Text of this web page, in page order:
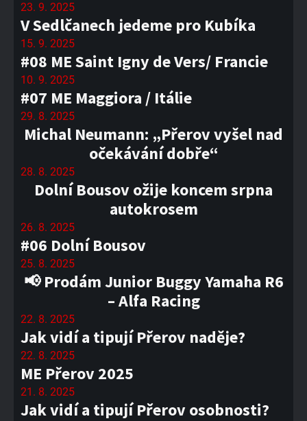
23. 9. 2025
V Sedlčanech jedeme pro Kubíka
15. 9. 2025
#08 ME Saint Igny de Vers/ Francie
10. 9. 2025
#07 ME Maggiora / Itálie
29. 8. 2025
Michal Neumann: „Přerov vyšel nad
očekávání dobře“
28. 8. 2025
Dolní Bousov ožije koncem srpna
autokrosem
26. 8. 2025
#06 Dolní Bousov
25. 8. 2025
📢 Prodám Junior Buggy Yamaha R6
– Alfa Racing
22. 8. 2025
Jak vidí a tipují Přerov naděje?
22. 8. 2025
ME Přerov 2025
21. 8. 2025
Jak vidí a tipují Přerov osobnosti?